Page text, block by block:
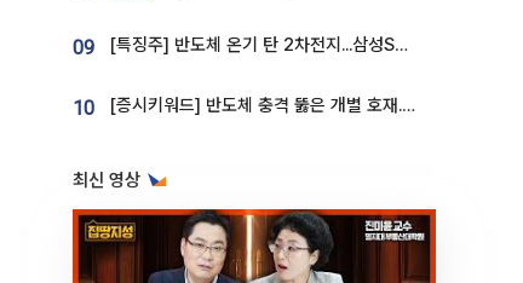
09 [특징주] 반도체 온기 탄 2차전지...삼성SDI, 장 초반 7% 넘게 껑충
10 [증시키워드] 반도체 충격 뚫은 개별 호재...포스코퓨처엠·에코프로·한화솔루션 '눈길'
최신 영상